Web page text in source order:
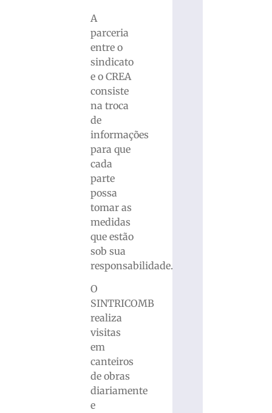
A
parceria
entre o
sindicato
e o CREA
consiste
na troca
de
informações
para que
cada
parte
possa
tomar as
medidas
que estão
sob sua
responsabilidade.
O
SINTRICOMB
realiza
visitas
em
canteiros
de obras
diariamente
e